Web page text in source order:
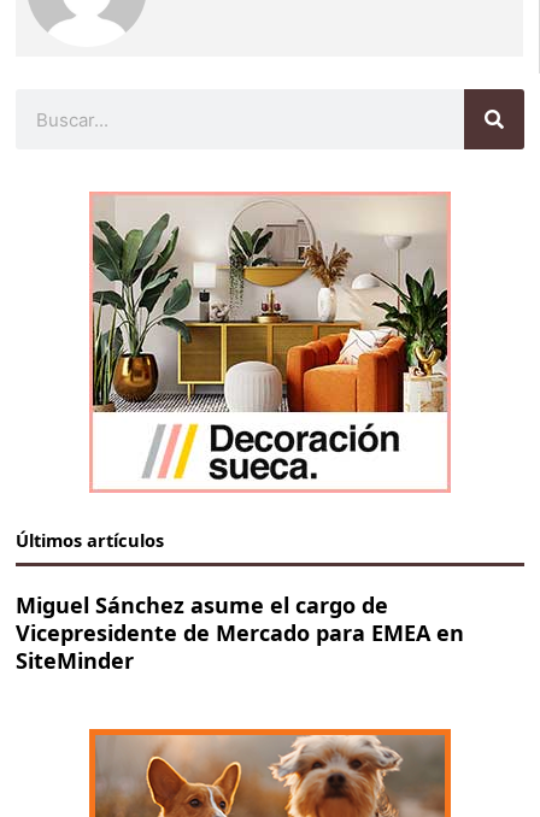
Últimos artículos
Miguel Sánchez asume el cargo de
Vicepresidente de Mercado para EMEA en
SiteMinder